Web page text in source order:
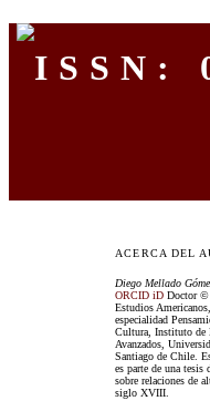
ACERCA DEL
Diego Mellado
ORCID iD Doctor ©
Estudios Americanos,
especialidad
Cultura, Instituto de
Avanzados,
Santiago de Chile.
es parte de una tesis
sobre relaciones de
siglo XVIII.